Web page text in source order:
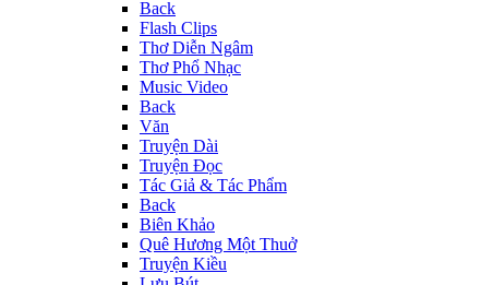
Back
Flash Clips
Thơ Diễn Ngâm
Thơ Phổ Nhạc
Music Video
Back
Văn
Truyện Dài
Truyện Đọc
Tác Giả & Tác Phẩm
Back
Biên Khảo
Quê Hương Một Thuở
Truyện Kiều